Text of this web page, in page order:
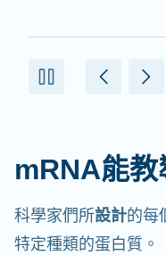
mRNA能
科學家們所設計的每
特定種類的蛋白質。